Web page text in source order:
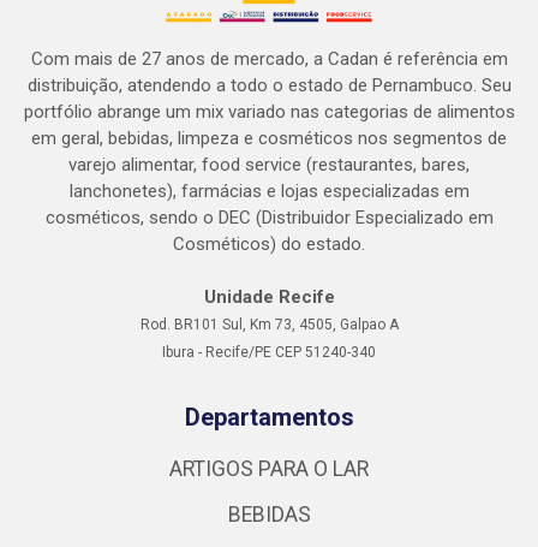
Com mais de 27 anos de mercado, a Cadan é referência em
distribuição, atendendo a todo o estado de Pernambuco. Seu
portfólio abrange um mix variado nas categorias de alimentos
em geral, bebidas, limpeza e cosméticos nos segmentos de
varejo alimentar, food service (restaurantes, bares,
lanchonetes), farmácias e lojas especializadas em
cosméticos, sendo o DEC (Distribuidor Especializado em
Cosméticos) do estado.
Unidade Recife
Rod. BR101 Sul, Km 73, 4505, Galpao A
Ibura - Recife/PE CEP 51240-340
Departamentos
ARTIGOS PARA O LAR
BEBIDAS